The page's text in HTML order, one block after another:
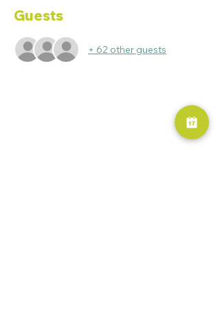
Guests
+ 62 other guests